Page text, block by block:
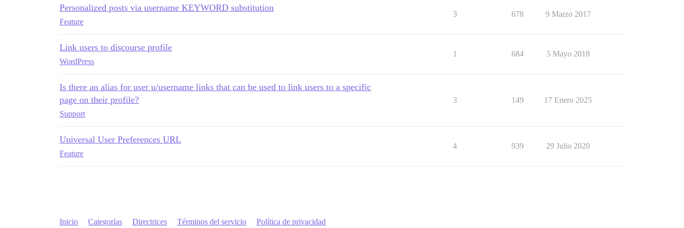
Personalized posts via username KEYWORD substitution
Feature
3 678 9 Marzo 2017
Link users to discourse profile
WordPress
1 684 5 Mayo 2018
Is there an alias for user u/username links that can be used to link users to a specific
page on their profile?
Support
3 149 17 Enero 2025
Universal User Preferences URL
Feature
4 939 29 Julio 2020
Inicio Categorías Directrices Términos del servicio Política de privacidad